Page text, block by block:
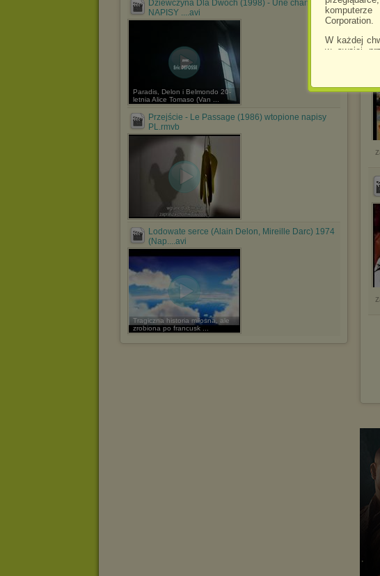
Corporation.
W każdej
w swojej
W
prosimy o
Wyrażenie
będzie
wyświetlona
Istnieje
sposób
internetowej.
Pełną
http://
Dziewczyna Dla Dwóch (1998) - Une chance sur -
NAPISY ....avi
Paradis, Delon i Belmondo 20-
letnia Alice Tomaso (Van ...
Przejście - Le Passage (1986) wtopione napisy
PL.rmvb
Lodowate serce (Alain Delon, Mireille Darc) 1974
(Nap....avi
Tragiczna historia miłosna, ale
zrobiona po francusk ...